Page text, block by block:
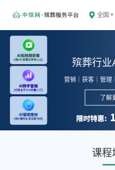
全国
殡葬行业
营销｜获客｜管理
了解
课程